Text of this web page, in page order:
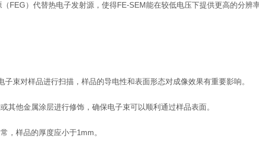
FEG）代替热电子发射源，使得FE-SEM能在较低电压下提供更高的分辨
束对样品进行扫描，样品的导电性和表面形态对成像效果有重要影响。
其他金属涂层进行修饰，确保电子束可以顺利通过样品表面。
，样品的厚度应小于1mm。